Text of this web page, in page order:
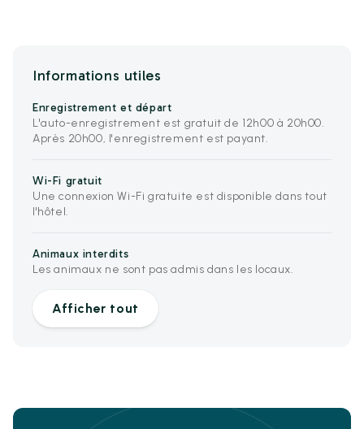
Informations utiles
Enregistrement et départ
L'auto-enregistrement est gratuit de 12h00 à 20h00.
Après 20h00, l'enregistrement est payant.
Wi-Fi gratuit
Une connexion Wi-Fi gratuite est disponible dans tout
l'hôtel.
Animaux interdits
Les animaux ne sont pas admis dans les locaux.
Afficher tout